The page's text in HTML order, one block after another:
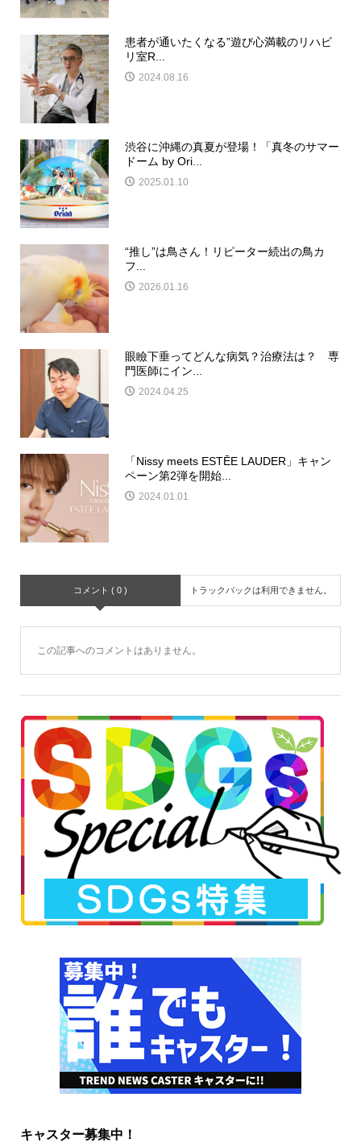
患者が通いたくなる”遊び心満載のリハビ
リ室R...
2024.08.16
渋谷に沖縄の真夏が登場！「真冬のサマー
ドーム by Ori...
2025.01.10
“推し”は鳥さん！リピーター続出の鳥カ
フ...
2026.01.16
眼瞼下垂ってどんな病気？治療法は？ 専
門医師にイン...
2024.04.25
「Nissy meets ESTĒE LAUDER」キャン
ペーン第2弾を開始...
2024.01.01
コメント ( 0 ) トラックバックは利用できません。
この記事へのコメントはありません。
キャスター募集中！